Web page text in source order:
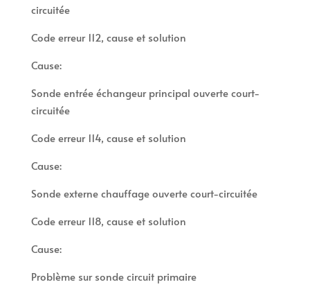
circuitée
Code erreur 112, cause et solution
Cause:
Sonde entrée échangeur principal ouverte court-
circuitée
Code erreur 114, cause et solution
Cause:
Sonde externe chauffage ouverte court-circuitée
Code erreur 118, cause et solution
Cause:
Problème sur sonde circuit primaire